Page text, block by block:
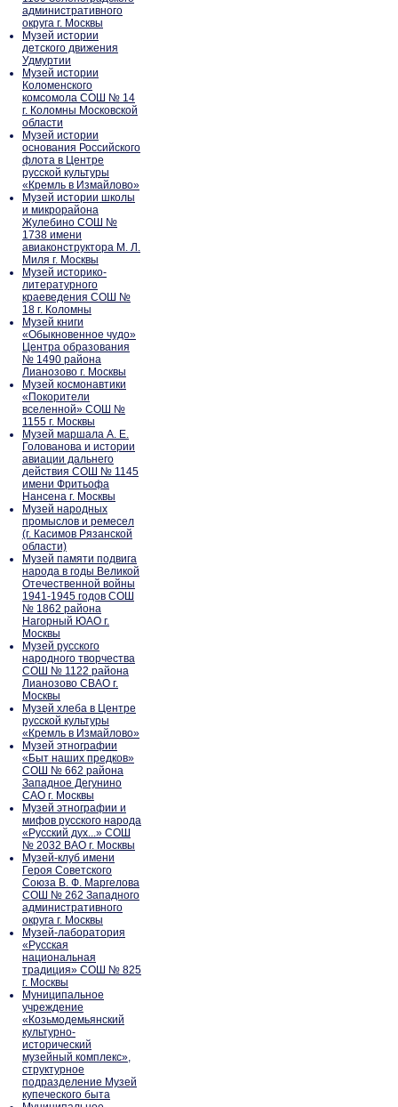
административного
округа г. Москвы
Музей истории
детского движения
Удмуртии
Музей истории
Коломенского
комсомола СОШ № 14
г. Коломны Московской
области
Музей истории
основания Российского
флота в Центре
русской культуры
«Кремль в Измайлово»
Музей истории школы
и микрорайона
Жулебино СОШ №
1738 имени
авиаконструктора М. Л.
Миля г. Москвы
Музей историко-
литературного
краеведения СОШ №
18 г. Коломны
Музей книги
«Обыкновенное чудо»
Центра образования
№ 1490 района
Лианозово г. Москвы
Музей космонавтики
«Покорители
вселенной» СОШ №
1155 г. Москвы
Музей маршала А. Е.
Голованова и истории
авиации дальнего
действия СОШ № 1145
имени Фритьофа
Нансена г. Москвы
Музей народных
промыслов и ремесел
(г. Касимов Рязанской
области)
Музей памяти подвига
народа в годы Великой
Отечественной войны
1941-1945 годов СОШ
№ 1862 района
Нагорный ЮАО г.
Москвы
Музей русского
народного творчества
СОШ № 1122 района
Лианозово СВАО г.
Москвы
Музей хлеба в Центре
русской культуры
«Кремль в Измайлово»
Музей этнографии
«Быт наших предков»
СОШ № 662 района
Западное Дегунино
САО г. Москвы
Музей этнографии и
мифов русского народа
«Русский дух...» СОШ
№ 2032 ВАО г. Москвы
Музей-клуб имени
Героя Советского
Союза В. Ф. Маргелова
СОШ № 262 Западного
административного
округа г. Москвы
Музей-лаборатория
«Русская
национальная
традиция» СОШ № 825
г. Москвы
Муниципальное
учреждение
«Козьмодемьянский
культурно-
исторический
музейный комплекс»,
структурное
подразделение Музей
купеческого быта